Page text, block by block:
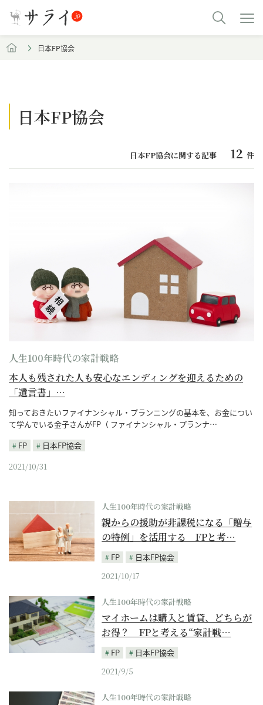
日本FP協会
日本FP協会
日本FP協会に関する記事 12 件
人生100年時代の家計戦略
本人も残された人も安心なエンディングを迎えるための
「遺言書」…
知っておきたいファイナンシャル・プランニングの基本を、お金につい
て学んでいる金子さんがFP（ ファイナンシャル・プランナ…
FP
日本FP協会
2021/10/31
人生100年時代の家計戦略
親からの援助が非課税になる「贈与
の特例」を活用する FPと考…
FP
日本FP協会
2021/10/17
人生100年時代の家計戦略
マイホームは購入と賃貸、どちらが
お得？ FPと考える“家計戦…
FP
日本FP協会
2021/9/5
人生100年時代の家計戦略